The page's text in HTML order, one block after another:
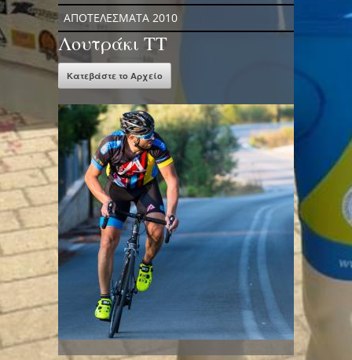
ΑΠΟΤΕΛΕΣΜΑΤΑ 2010
Λουτράκι ΤΤ
Κατεβάστε το Αρχείο